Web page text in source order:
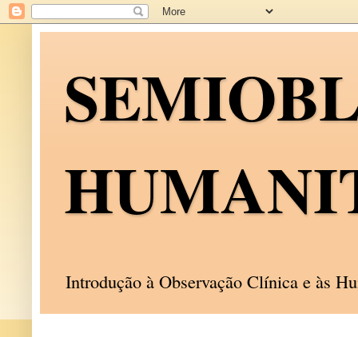
Introdução à Observação Clínica e às